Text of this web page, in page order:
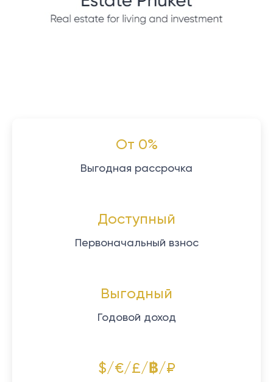
От 0%
Выгодная рассрочка
Доступный
Первоначальный взнос
Выгодный
Годовой доход
$/€/£/฿/₽